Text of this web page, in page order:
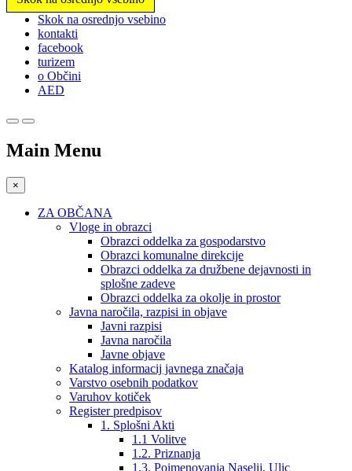
Prosimo,
upoštevajte:
spletno
mesto
vključuje
sistem
Skok na osrednjo vsebino
kontakti
facebook
turizem
o Občini
AED
Main Menu
×
ZA OBČANA
Vloge in obrazci
Obrazci oddelka za gospodarstvo
Obrazci komunalne direkcije
Obrazci oddelka za družbene dejavnosti in
splošne zadeve
Obrazci oddelka za okolje in prostor
Javna naročila, razpisi in objave
Javni razpisi
Javna naročila
Javne objave
Katalog informacij javnega značaja
Varstvo osebnih podatkov
Varuhov kotiček
Register predpisov
1. Splošni Akti
1.1 Volitve
1.2. Priznanja
1.3. Poimenovanja Naselij, Ulic